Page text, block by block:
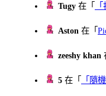
Tugy 在「
Aston 在「
zeeshy khan
5 在「 「隨